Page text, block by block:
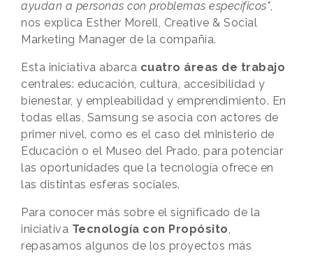
ayudan a personas con problemas específicos",
nos explica Esther Morell, Creative & Social
Marketing Manager de la compañía.
Esta iniciativa abarca cuatro áreas de trabajo
centrales: educación, cultura, accesibilidad y
bienestar, y empleabilidad y emprendimiento. En
todas ellas, Samsung se asocia con actores de
primer nivel, como es el caso del ministerio de
Educación o el Museo del Prado, para potenciar
las oportunidades que la tecnología ofrece en
las distintas esferas sociales.
Para conocer más sobre el significado de la
iniciativa Tecnología con Propósito,
repasamos algunos de los proyectos más